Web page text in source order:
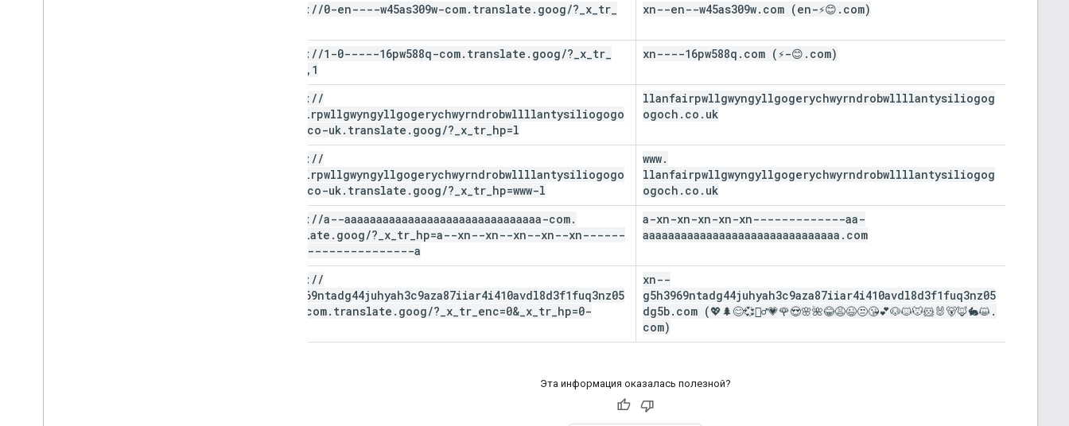
https: //0-en----w45as309w-com. translate . goog/? x tr xn--en--w45as309w. com (en-⚡😊 . com)
https: //1-0-----16pw588q-com. translate . goog/? x tr
, 1
xn----16pw588q . com (⚡-😊 . com)
https: //
lanfairpwllgwyngyllgogerychwyrndrobwllllantysiliogogo
goch-co-uk. translate . goog/? x tr hp=l
llanfairpwllgwyngyllgogerychwyrndrobwllllantysiliogog
ogoch . co . uk
https: //
lanfairpwllgwyngyllgogerychwyrndrobwllllantysiliogogo
goch-co-uk. translate . goog/? x tr hp=www-l
www.
llanfairpwllgwyngyllgogerychwyrndrobwllllantysiliogog
ogoch . co . uk
https: //a--aaaaaaaaaaaaaaaaaaaaaaaaaaaaaaa-com.
translate . goog/? x tr hp=a--xn--xn--xn--xn--xn------
--------------------a
a-xn-xn-xn-xn-xn-------------aa-
aaaaaaaaaaaaaaaaaaaaaaaaaaaaaaa . com
https: //
g5h3969ntadg44juhyah3c9aza87iiar4i410avdl8d3f1fuq3nz05
dg5b-com. translate . goog/? x tr enc=0& x tr hp=0-
xn--
g5h3969ntadg44juhyah3c9aza87iiar4i410avdl8d3f1fuq3nz05
dg5b. com (💖🌲😊💞🤷‍♂️💗🌹😍🌸🌺😂😩😉😒😘💕🐶🐱🐭🐹🐰🐻🦊🐇😺 .
com)
Эта информация оказалась полезной?